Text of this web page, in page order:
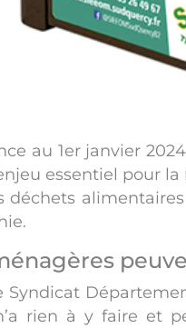
au 1er janvier
essentiel pour
Syndicat
rien à y faire et